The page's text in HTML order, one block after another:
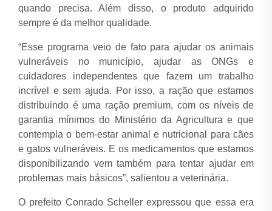
quando precisa. Além disso, o produto adquirido
sempre é da melhor qualidade.
“Esse programa veio de fato para ajudar os animais
vulneráveis no município, ajudar as ONGs e
cuidadores independentes que fazem um trabalho
incrível e sem ajuda. Por isso, a ração que estamos
distribuindo é uma ração premium, com os níveis de
garantia mínimos do Ministério da Agricultura e que
contempla o bem-estar animal e nutricional para cães
e gatos vulneráveis. E os medicamentos que estamos
disponibilizando vem também para tentar ajudar em
problemas mais básicos”, salientou a veterinária.
O prefeito Conrado Scheller expressou que essa era